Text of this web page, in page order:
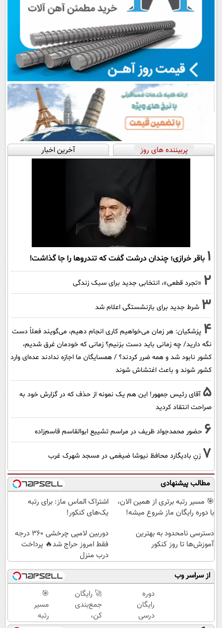
پربیننده های روز آخرین اخبار
1 باقر خرازی؛ چندان درشت گفت که تندروها را جا گذاشت!
2 «تجرد قطعی»، انتخابی جدید برای سبک زندگی
3 شرط جدید برای بازنشستگی اعلام شد
4 پزشکیان: هر زمان می‌خواهیم کاری انجام دهیم، می‌گویند فعلاً دست
نگه دارید/ چه زمانی باید دست بزنیم؟ زمانی که خودمان غرق شدیم،
کشور نابود شد و همه ضرر کردند؟ / همسایگان ما اجازه ندادند عده‌ای وارد
کشور شوند و باعث اغتشاش شوند
5 آقای رئیس جمهور! این هم یک نمونه از حذف که در گزارش خود به
صراحت انتقاد کردید
6 حضور محمدجواد ظریف در مراسم تشییع ابوالقاسم قاسم‌زاده
7 زنِ بادیگارد محافظ نیوشا ضیغمی در مسجد شهرک غرب
مطالب پیشنهادی
🎯 مسیر رتبه برتری از همین الان،
با دوره رایگان ماز شروع میشه!
اشتراک الماس ماز: برای رتبه
یک‌های کنکور!
دسترسی نامحدود به بهترین
آموزش‌ها تا روز کنکور
دوربین لامپی چرخشی 360 درجه
فقط امروز حراج شد🔥 پرداخت
درب منزل
از سراسر وب
دوره
رایگان
درسی
🚀 رایگان
جمع‌بندی
کن،
🎯
مسیر
رتبه